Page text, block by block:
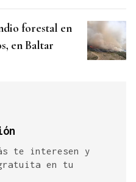
forestal en
en Baltar
te interesen y
en tu